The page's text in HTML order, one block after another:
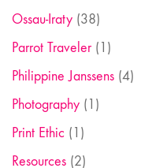
Ossau-Iraty (38)
Parrot Traveler(1)
Philippine Janssens (4)
Photography (1)
Print Ethic (1)
Resources (2)